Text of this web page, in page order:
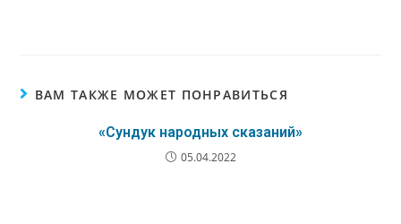
ВАМ ТАКЖЕ МОЖЕТ ПОНРАВИТЬСЯ
«Сундук народных сказаний»
05.04.2022